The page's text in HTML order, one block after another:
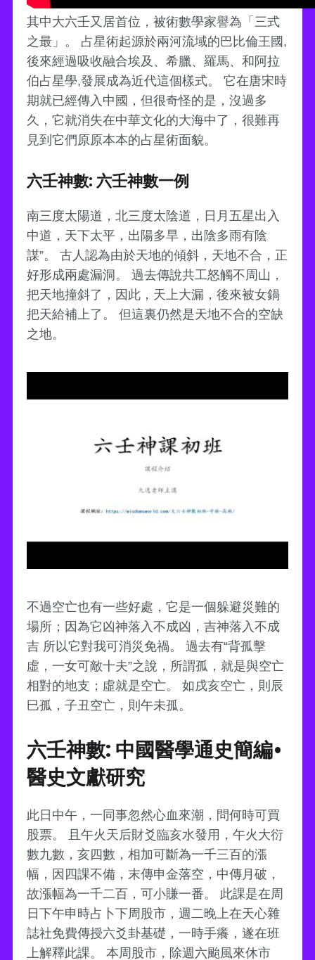
其中大六壬又居首位，被術數學家譽為「三式
之最」。 占星術起源於兩河流域的巴比倫王國,
後來經過吸收融合埃及、希臘、羅馬、和阿拉
伯占星學,發展成為近代這個樣式。 它在唐宋時
期就已經傳入中國，但很奇怪的是，沒過多
久，它就消失在中華文化的大海中了，很難再
見到它們原原本本的占星術面貌。
六壬神數: 六壬神數一例
南三度太陽道，北三度太陰道，日月五星出入
中道，天下太平，出陽多旱，出陰多雨有陰
謀”。 古人認為由於天地的傾斜，天地不合，正
好形成兩處漏洞。 過去傳說共工怒觸不周山，
把天地撞斜了，因此，天上大漏，後來被女鍋
把天給補上了。 但這裏仍然是天地不合的空缺
之地。
不過空亡也有一些好處，它是一個躲避災難的
場所；因為它凶神落入不成凶，吉神落入不成
吉 所以它對我可消災免禍。 過去有“背孤擊
虛，一女可敵十夫”之說，所謂孤，就是與空亡
相對的地支；虛就是空亡。 如戌亥空亡，則辰
巳孤，子丑空亡，則午未孤。
六壬神數: 中國醫學通史簡編•
醫史文獻研究
此日中午，一同事忽然心血來潮，問何時可買
股票。 且午火天后財爻臨亥水發用，午火大衍
數九數，亥四數，相加可斷為一千三百的漲
幅，因四課不備，末傳申金落空，中傳月破，
故漲幅為一千二百，可小賺一番。 此課是在周
日下午申時占卜下周股市，週二晚上在天心雜
誌社免費傳授六爻卦基礎，一時手癢，遂在班
上解釋此課。 本周股市，除週六颱風來休市